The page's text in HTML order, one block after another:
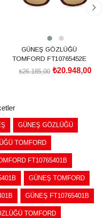
GÜNEŞ GÖZLÜĞÜ
TOMFORD FT10765452E
₺20.948,00
₺26.185,00
GÜNEŞ GÖZLÜĞÜ
TOMFORD
FT10765401B
GÜNEŞ TOMFORD
GÜNEŞ FT10765401B
TOMFORD